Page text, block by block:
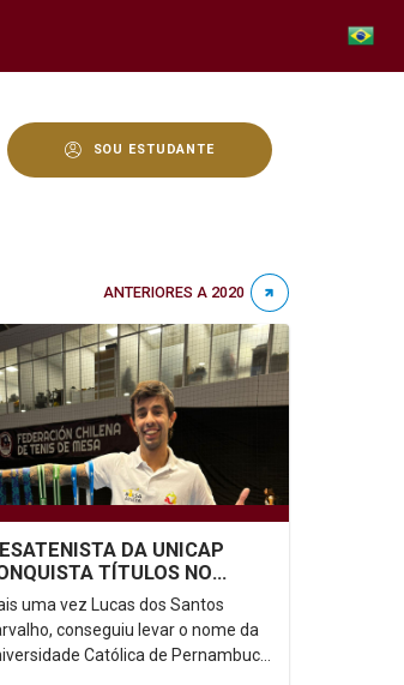
SOU ESTUDANTE
ANTERIORES A 2020
DA UNICAP
TÍTULOS NO
MUNDIAL
uma vez Lucas dos Santos
conseguiu levar o nome da
Católica de Pernambuco